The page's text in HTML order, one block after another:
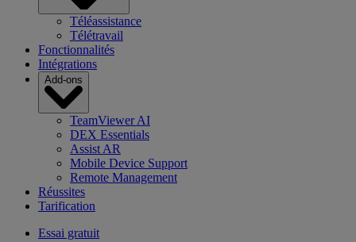
Téléassistance
Télétravail
Fonctionnalités
Intégrations
Add-ons
TeamViewer AI
DEX Essentials
Assist AR
Mobile Device Support
Remote Management
Réussites
Tarification
Essai gratuit